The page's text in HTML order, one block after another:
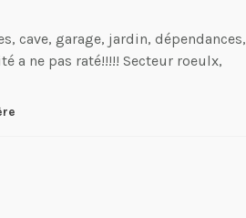
cave, garage, jardin, dépendances,
a ne pas raté!!!!! Secteur roeulx,